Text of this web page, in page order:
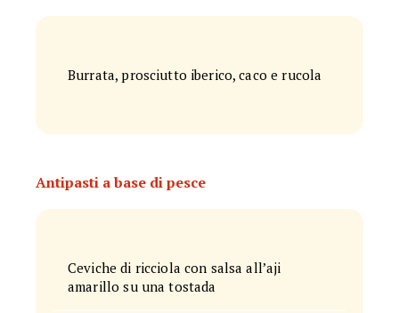
Burrata, prosciutto iberico, caco e rucola
Antipasti a base di pesce
Ceviche di ricciola con salsa all’aji
amarillo su una tostada